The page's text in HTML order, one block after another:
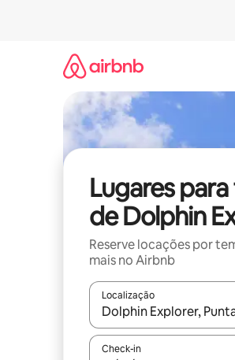
Lugares
de Dolphin
Reserve locações por
mais no Airbnb
Localização
Quando os resultados
Check-in